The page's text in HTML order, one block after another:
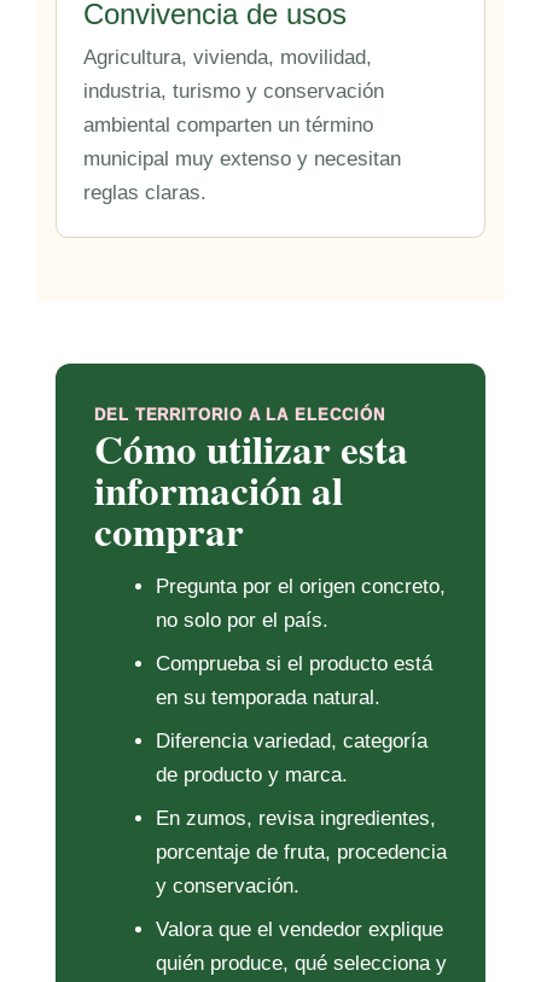
Convivencia de usos
Agricultura, vivienda, movilidad,
industria, turismo y conservación
ambiental comparten un término
municipal muy extenso y necesitan
reglas claras.
DEL TERRITORIO A LA ELECCIÓN
Cómo utilizar esta
información al
comprar
Pregunta por el origen concreto,
no solo por el país.
Comprueba si el producto está
en su temporada natural.
Diferencia variedad, categoría
de producto y marca.
En zumos, revisa ingredientes,
porcentaje de fruta, procedencia
y conservación.
Valora que el vendedor explique
quién produce, qué selecciona y